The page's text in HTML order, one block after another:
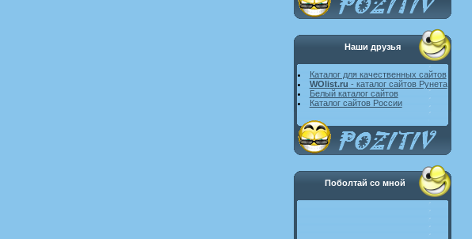
Наши друзья
Каталог для качественных сайтов
WOlist.ru - каталог сайтов Рунета
Белый каталог сайтов
Каталог сайтов России
Поболтай со мной